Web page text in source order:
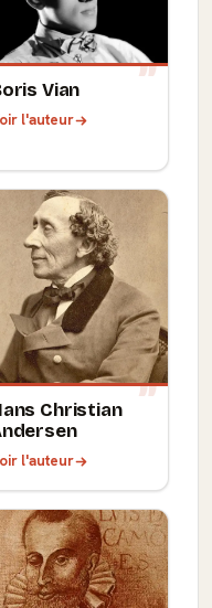
Vian
l'auteur
Christian
l'auteur